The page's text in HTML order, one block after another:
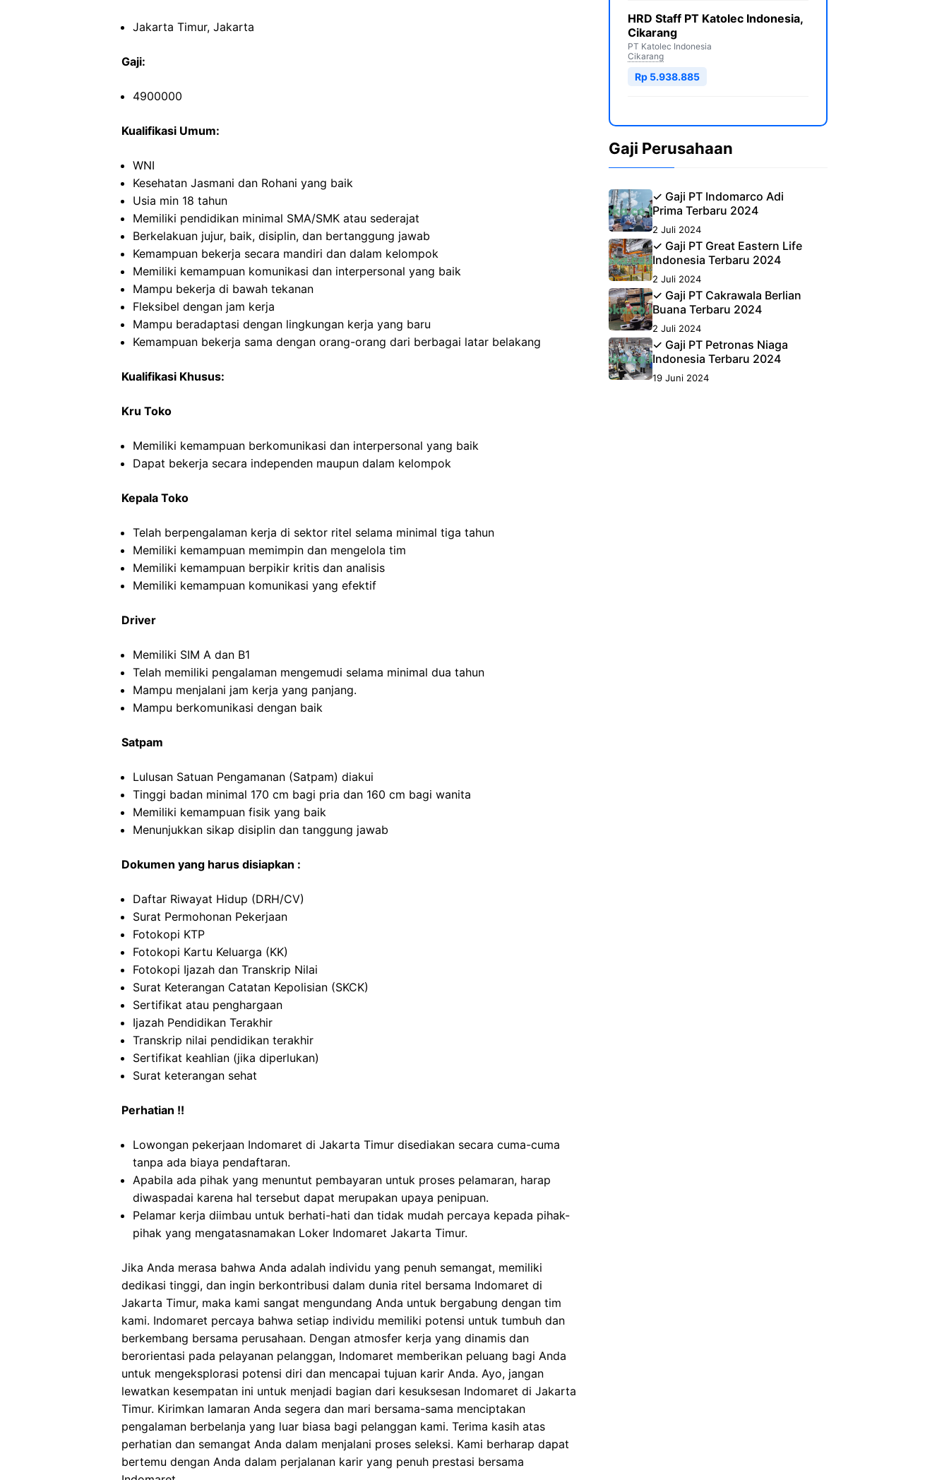
Jakarta Timur, Jakarta
Gaji:
4900000
Kualifikasi Umum:
WNI
Kesehatan Jasmani dan Rohani yang baik
Usia min 18 tahun
Memiliki pendidikan minimal SMA/SMK atau sederajat
Berkelakuan jujur, baik, disiplin, dan bertanggung jawab
Kemampuan bekerja secara mandiri dan dalam kelompok
Memiliki kemampuan komunikasi dan interpersonal yang baik
Mampu bekerja di bawah tekanan
Fleksibel dengan jam kerja
Mampu beradaptasi dengan lingkungan kerja yang baru
Kemampuan bekerja sama dengan orang-orang dari berbagai latar belakang
Kualifikasi Khusus:
Kru Toko
Memiliki kemampuan berkomunikasi dan interpersonal yang baik
Dapat bekerja secara independen maupun dalam kelompok
Kepala Toko
Telah berpengalaman kerja di sektor ritel selama minimal tiga tahun
Memiliki kemampuan memimpin dan mengelola tim
Memiliki kemampuan berpikir kritis dan analisis
Memiliki kemampuan komunikasi yang efektif
Driver
Memiliki SIM A dan B1
Telah memiliki pengalaman mengemudi selama minimal dua tahun
Mampu menjalani jam kerja yang panjang.
Mampu berkomunikasi dengan baik
Satpam
Lulusan Satuan Pengamanan (Satpam) diakui
Tinggi badan minimal 170 cm bagi pria dan 160 cm bagi wanita
Memiliki kemampuan fisik yang baik
Menunjukkan sikap disiplin dan tanggung jawab
Dokumen yang harus disiapkan :
Daftar Riwayat Hidup (DRH/CV)
Surat Permohonan Pekerjaan
Fotokopi KTP
Fotokopi Kartu Keluarga (KK)
Fotokopi Ijazah dan Transkrip Nilai
Surat Keterangan Catatan Kepolisian (SKCK)
Sertifikat atau penghargaan
Ijazah Pendidikan Terakhir
Transkrip nilai pendidikan terakhir
Sertifikat keahlian (jika diperlukan)
Surat keterangan sehat
Perhatian !!
Lowongan pekerjaan Indomaret di Jakarta Timur disediakan secara cuma-cuma
tanpa ada biaya pendaftaran.
Apabila ada pihak yang menuntut pembayaran untuk proses pelamaran, harap
diwaspadai karena hal tersebut dapat merupakan upaya penipuan.
Pelamar kerja diimbau untuk berhati-hati dan tidak mudah percaya kepada pihak-
pihak yang mengatasnamakan Loker Indomaret Jakarta Timur.
Jika Anda merasa bahwa Anda adalah individu yang penuh semangat, memiliki
dedikasi tinggi, dan ingin berkontribusi dalam dunia ritel bersama Indomaret di
Jakarta Timur, maka kami sangat mengundang Anda untuk bergabung dengan tim
kami. Indomaret percaya bahwa setiap individu memiliki potensi untuk tumbuh dan
berkembang bersama perusahaan. Dengan atmosfer kerja yang dinamis dan
berorientasi pada pelayanan pelanggan, Indomaret memberikan peluang bagi Anda
untuk mengeksplorasi potensi diri dan mencapai tujuan karir Anda. Ayo, jangan
lewatkan kesempatan ini untuk menjadi bagian dari kesuksesan Indomaret di Jakarta
Timur. Kirimkan lamaran Anda segera dan mari bersama-sama menciptakan
pengalaman berbelanja yang luar biasa bagi pelanggan kami. Terima kasih atas
perhatian dan semangat Anda dalam menjalani proses seleksi. Kami berharap dapat
bertemu dengan Anda dalam perjalanan karir yang penuh prestasi bersama
HRD Staff PT Katolec Indonesia,
Cikarang
PT Katolec Indonesia
Cikarang
Rp 5.938.885
Gaji Perusahaan
✓ Gaji PT Indomarco Adi
Prima Terbaru 2024
2 Juli 2024
✓ Gaji PT Great Eastern Life
Indonesia Terbaru 2024
2 Juli 2024
✓ Gaji PT Cakrawala Berlian
Buana Terbaru 2024
2 Juli 2024
✓ Gaji PT Petronas Niaga
Indonesia Terbaru 2024
19 Juni 2024